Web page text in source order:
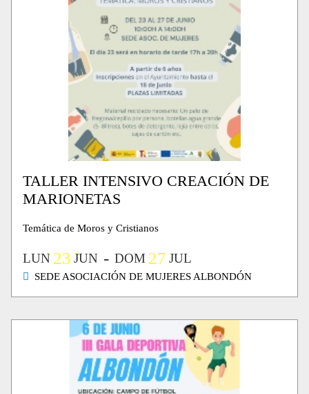
TALLER INTENSIVO CREACIÓN DE
MARIONETAS
Temática de Moros y Cristianos
LUN 23 JUN DOM 27 JUL
SEDE ASOCIACIÓN DE MUJERES ALBONDÓN